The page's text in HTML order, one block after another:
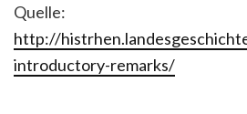
Quelle:
http://
introductory-remarks/